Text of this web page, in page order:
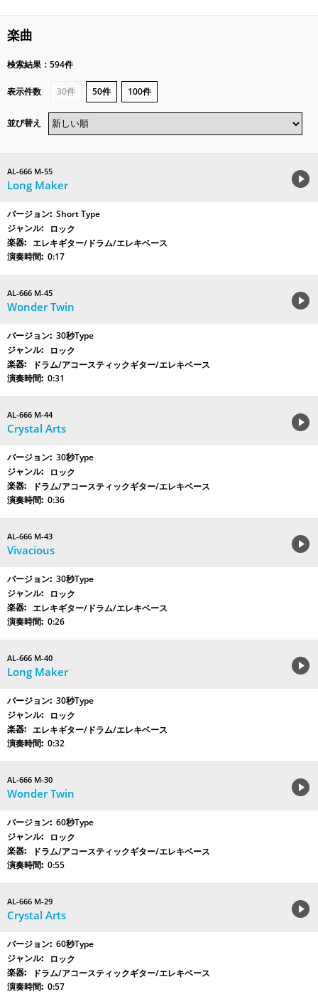
楽曲
検索結果：594件
表示件数 30件 50件 100件
並び替え
AL-666 M-55
Long Maker
Short Type
ロック
エレキギター/ドラム/エレキベース
0:17
AL-666 M-45
Wonder Twin
30秒Type
ロック
ドラム/アコースティックギター/エレキベース
0:31
AL-666 M-44
Crystal Arts
30秒Type
ロック
ドラム/アコースティックギター/エレキベース
0:36
AL-666 M-43
Vivacious
30秒Type
ロック
エレキギター/ドラム/エレキベース
0:26
AL-666 M-40
Long Maker
30秒Type
ロック
エレキギター/ドラム/エレキベース
0:32
AL-666 M-30
Wonder Twin
60秒Type
ロック
ドラム/アコースティックギター/エレキベース
0:55
AL-666 M-29
Crystal Arts
60秒Type
ロック
ドラム/アコースティックギター/エレキベース
0:57